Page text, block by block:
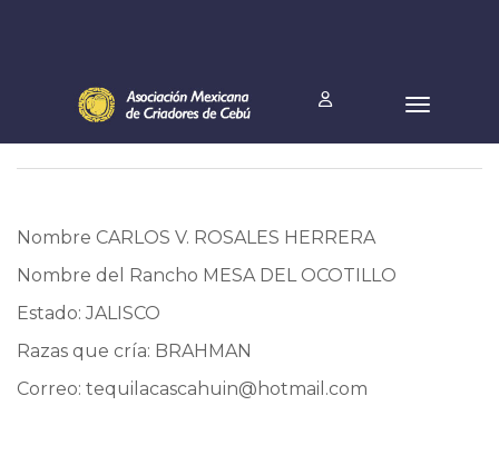
Nombre CARLOS V. ROSALES HERRERA
Nombre del Rancho MESA DEL OCOTILLO
Estado: JALISCO
Razas que cría: BRAHMAN
Correo: tequilacascahuin@hotmail.com